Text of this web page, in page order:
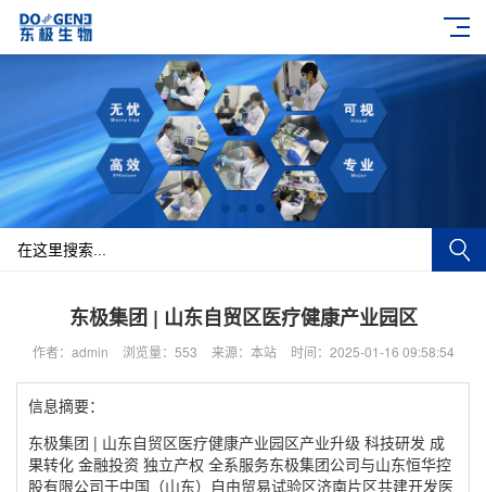
东极集团 | 山东自贸区医疗健康产业园区
作者：admin 浏览量：553 来源：本站 时间：2025-01-16 09:58:54
信息摘要：
东极集团 | 山东自贸区医疗健康产业园区产业升级 科技研发 成
果转化 金融投资 独立产权 全系服务东极集团公司与山东恒华控
股有限公司于中国（山东）自由贸易试验区济南片区共建开发医